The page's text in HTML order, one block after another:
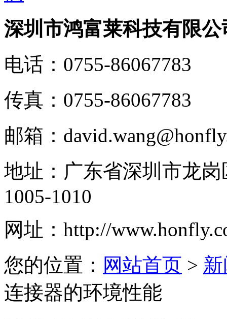
深圳市鸿富莱科技有限公
电话： 0755-86067783
传真： 0755-86067783
邮箱：
地址： 广东省深圳市龙
1005-1010
网址： http://
您的位置： 网站首页 >
连接器的环境性能